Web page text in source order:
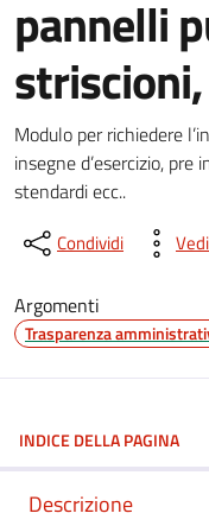
pannelli
Dettagli del
Modulo per richiedere
insegne d’esercizio,
stendardi ecc..
Condividi
Argomenti
Trasparenza
INDICE DELLA PAGINA
Descrizione